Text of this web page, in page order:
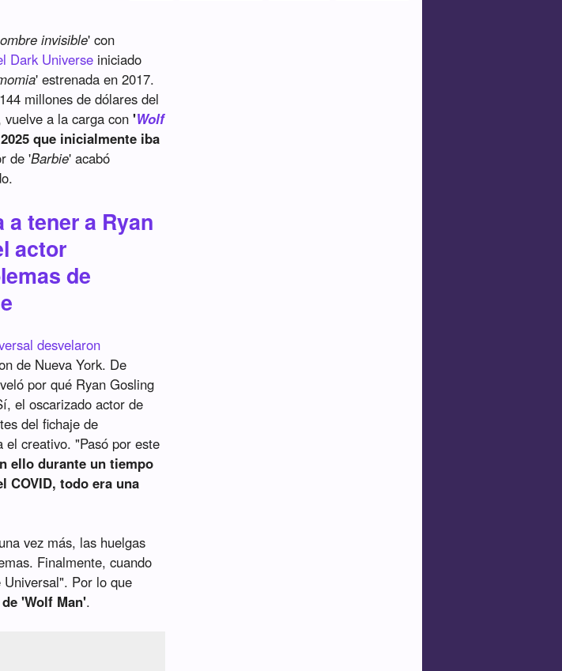
invisible' con
Dark Universe iniciado
' estrenada en 2017.
millones de dólares del
vuelve a la carga con'Wolf
que inicialmente iba
de 'Barbie' acabó
a tener a Ryan
actor
de
desvelaron
de Nueva York. De
por qué Ryan Gosling
el oscarizado actor de
del fichaje de
el creativo. "Pasó por este
ello durante un tiempo
COVID, todo era una
vez más, las huelgas
Finalmente, cuando
Por lo que
'Wolf Man'.